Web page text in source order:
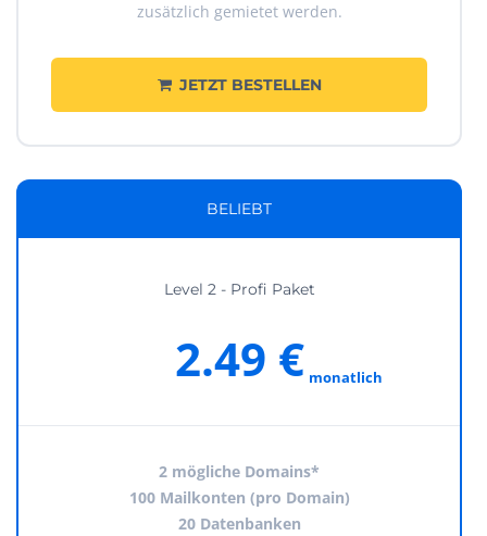
zusätzlich gemietet werden.
JETZT BESTELLEN
BELIEBT
Level 2 - Profi Paket
2.49 € monatlich
2 mögliche Domains*
100 Mailkonten (pro Domain)
20 Datenbanken